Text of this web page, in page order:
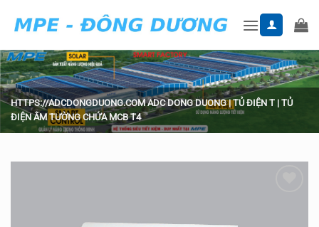
HTTPS://ADCDONGDUONG.COM ADC DONG DUONG|TỦ ĐIỆN T | TỦ
ĐIỆN ÂM TƯỜNG CHỨA MCB T4